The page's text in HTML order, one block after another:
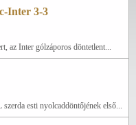
Inter 3-3
az Inter gólzáporos döntetlent...
esti nyolcaddöntőjének első...